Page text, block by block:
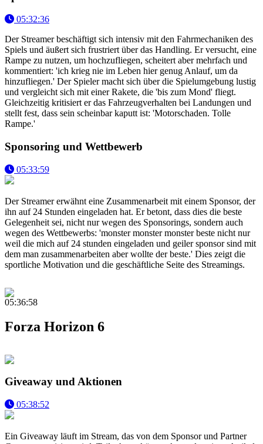
05:32:36
Der Streamer beschäftigt sich intensiv mit den Fahrmechaniken des
Spiels und äußert sich frustriert über das Handling. Er versucht, eine
Rampe zu nutzen, um hochzufliegen, scheitert aber mehrfach und
kommentiert: 'ich krieg nie im Leben hier genug Anlauf, um da
hinzufliegen.' Der Spieler macht sich über die Spielumgebung lustig
und vergleicht sich mit einer Rakete, die 'bis zum Mond' fliegt.
Gleichzeitig kritisiert er das Fahrzeugverhalten bei Landungen und
stellt fest, dass sein scheinbar kaputt ist: 'Motorschaden. Tolle
Rampe.'
Sponsoring und Wettbewerb
05:33:59
Der Streamer erwähnt eine Zusammenarbeit mit einem Sponsor, der
ihn auf 24 Stunden eingeladen hat. Er betont, dass dies die beste
Gelegenheit sei, nicht nur wegen des Sponsorings, sondern auch
wegen des Wettbewerbs: 'monster monster monster beste nicht nur
weil die mich auf 24 stunden eingeladen und geiler sponsor sind mit
dem man zusammenarbeiten aber wollte der beste.' Dies zeigt die
sportliche Motivation und die geschäftliche Seite des Streamings.
05:36:58
Forza Horizon 6
Giveaway und Aktionen
05:38:52
Ein Giveaway läuft im Stream, das von dem Sponsor und Partner